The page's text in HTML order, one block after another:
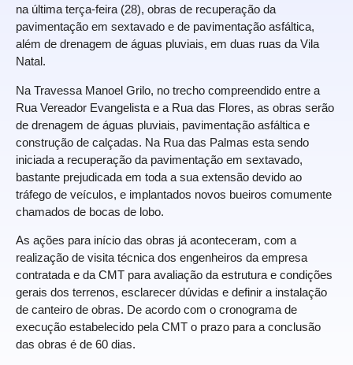
na última terça-feira (28), obras de recuperação da
pavimentação em sextavado e de pavimentação asfáltica,
além de drenagem de águas pluviais, em duas ruas da Vila
Natal.
Na Travessa Manoel Grilo, no trecho compreendido entre a
Rua Vereador Evangelista e a Rua das Flores, as obras serão
de drenagem de águas pluviais, pavimentação asfáltica e
construção de calçadas. Na Rua das Palmas esta sendo
iniciada a recuperação da pavimentação em sextavado,
bastante prejudicada em toda a sua extensão devido ao
tráfego de veículos, e implantados novos bueiros comumente
chamados de bocas de lobo.
As ações para início das obras já aconteceram, com a
realização de visita técnica dos engenheiros da empresa
contratada e da CMT para avaliação da estrutura e condições
gerais dos terrenos, esclarecer dúvidas e definir a instalação
de canteiro de obras. De acordo com o cronograma de
execução estabelecido pela CMT o prazo para a conclusão
das obras é de 60 dias.